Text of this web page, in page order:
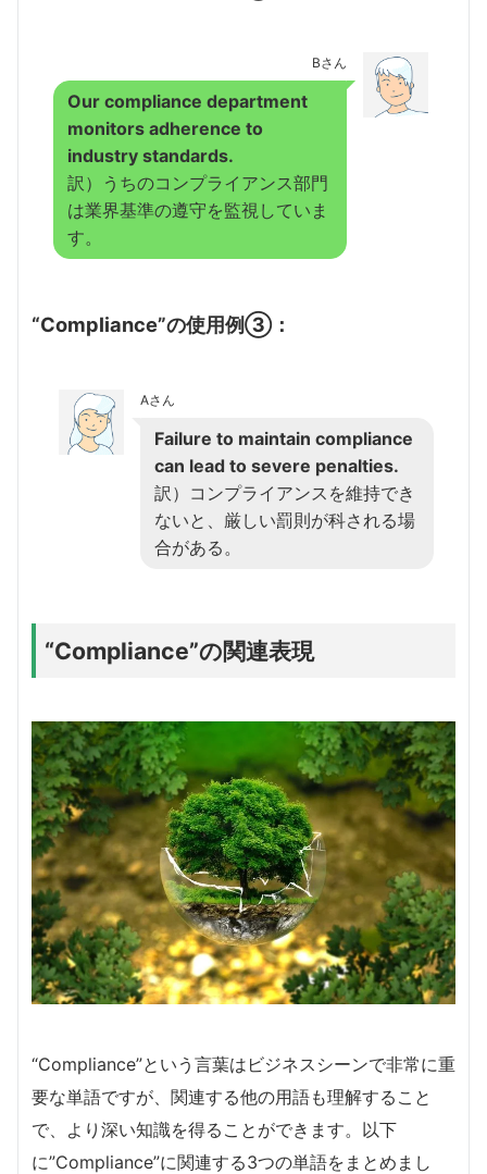
Bさん
Our compliance department
monitors adherence to
industry standards.
訳）うちのコンプライアンス部門
は業界基準の遵守を監視していま
す。
“Compliance”の使用例③：
Aさん
Failure to maintain compliance
can lead to severe penalties.
訳）コンプライアンスを維持でき
ないと、厳しい罰則が科される場
合がある。
“Compliance”の関連表現
“Compliance”という言葉はビジネスシーンで非常に重
要な単語ですが、関連する他の用語も理解すること
で、より深い知識を得ることができます。以下
に”Compliance”に関連する3つの単語をまとめまし